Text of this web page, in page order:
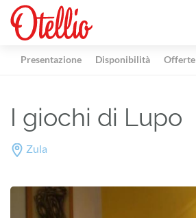
Presentazione Disponibilità Offerte
I giochi di Lupo
Zula